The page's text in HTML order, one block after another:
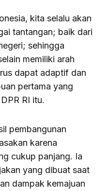
kita selalu akan
tantangan; baik dari
sehingga
memiliki arah
dapat adaptif dan
pertama yang
RI itu.
pembangunan
karena
cukup panjang. Ia
yang dibuat saat
dampak kemajuan